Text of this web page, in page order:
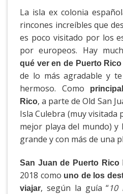
La isla ex colonia
rincones increíbles que
es poco visitado por los
por europeos. Hay
qué ver en de Puerto Rico
de lo más agradable y
hermoso. Como
Rico, a parte de Old San
Isla Culebra (muy visitada
mejor playa del mundo) y
grande y con más de una
San Juan de Puerto Rico
2018 como uno de los
viajar, según la guía “10